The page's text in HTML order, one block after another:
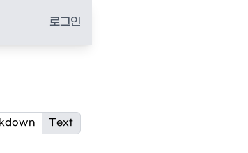
로그인
Text